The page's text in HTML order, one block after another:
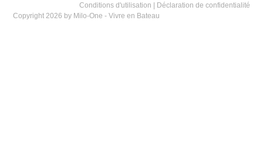
Conditions d'utilisation | Déclaration de confidentialité
Copyright 2026 by Milo-One - Vivre en Bateau